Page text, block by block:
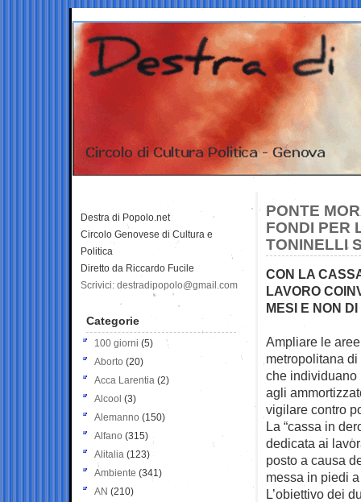
PONTE
FONDI PER
TONINELLI
CON LA
LAVORO
MESI E NON
Ampliare le
metropolitana
che individuano
agli
vigilare contro
La “cassa in
dedicata ai
posto a causa
messa in piedi
L’obiettivo dei
Destra di Popolo.net
Circolo Genovese di Cultura e
Politica
Diretto da Riccardo Fucile
Scrivici: destradipopolo@gmail.com
Categorie
100 giorni (5)
Aborto (20)
Acca Larentia (2)
Alcool (3)
Alemanno (150)
Alfano (315)
Alitalia (123)
Ambiente (341)
AN (210)